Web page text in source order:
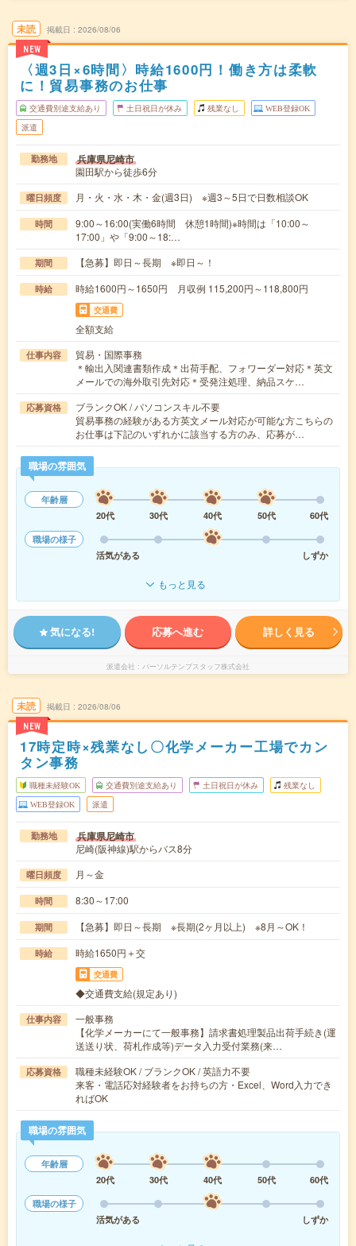
未読
NEW
掲載日 2026/08/06
〈週3日×6時間〉時給1600円！働き方は柔軟
に！貿易事務のお仕事
交通費別途支給あり 土日祝日が休み 残業なし WEB登録OK
派遣
勤務地 兵庫県尼崎市
園田駅から徒歩6分
曜日頻度 月・火・水・木・金(週3日) ※週3～5日で日数相談OK
時間
9:00～16:00(実働6時間 休憩1時間)※時間は「10:00～
17:00」や「9:00～18:…
期間 【急募】即日～長期 ※即日～！
時給 時給1600円～1650円 月収例 115,200円～118,800円
交通費
全額支給
仕事内容
貿易・国際事務
＊輸出入関連書類作成＊出荷手配、フォワーダー対応＊英文
メールでの海外取引先対応＊受発注処理、納品スケ…
応募資格
ブランクOK / パソコンスキル不要
貿易事務の経験がある方英文メール対応が可能な方こちらの
お仕事は下記のいずれかに該当する方のみ、応募が…
職場の雰囲気
年齢層
20代
30代 40代 50代
60代
職場の様子
活気がある
しずか
もっと見る
気になる! 応募へ進む 詳しく見る
派遣会社 パーソルテンプスタッフ株式会社
未読
NEW
掲載日 2026/08/06
17時定時×残業なし〇化学メーカー工場でカン
タン事務
職種未経験OK 交通費別途支給あり 土日祝日が休み 残業なし
WEB登録OK 派遣
勤務地 兵庫県尼崎市
尼崎(阪神線)駅からバス8分
曜日頻度 月～金
時間 8:30～17:00
期間 【急募】即日～長期 ※長期(2ヶ月以上) ※8月～OK！
時給 時給1650円＋交
交通費
◆交通費支給(規定あり)
仕事内容
一般事務
【化学メーカーにて一般事務】請求書処理製品出荷手続き(運
送送り状、荷札作成等)データ入力受付業務(来…
応募資格
職種未経験OK / ブランクOK / 英語力不要
来客・電話応対経験者をお持ちの方・Excel、Word入力でき
ればOK
職場の雰囲気
年齢層
20代
30代 40代 50代
60代
職場の様子
活気がある
しずか